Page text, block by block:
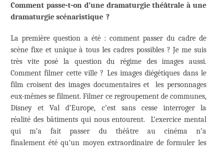
Comment passe-t-on d’une dramaturgie théâtrale à une
dramaturgie scénaristique ?
La première question a été : comment passer du cadre de
scène fixe et unique à tous les cadres possibles ? Je me suis
très vite posé la question du régime des images aussi.
Comment filmer cette ville ? Les images diégétiques dans le
film croisent des images documentaires et les personnages
eux-mêmes se filment. Filmer ce regroupement de communes,
Disney et Val d’Europe, c’est sans cesse interroger la
réalité des bâtiments qui nous entourent. L’exercice mental
qui m’a fait passer du théâtre au cinéma n’a
finalement été qu’un moyen extraordinaire de formuler les